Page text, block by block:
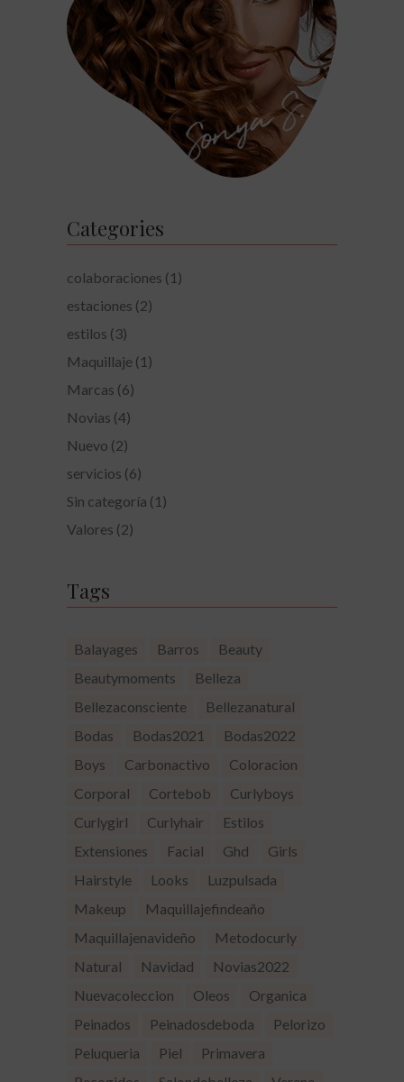
Categories
colaboraciones (1)
estaciones (2)
estilos (3)
Maquillaje (1)
Marcas (6)
Novias (4)
Nuevo (2)
servicios (6)
Sin categoría (1)
Valores (2)
Tags
Balayages Barros
Beauty
Beautymoments
Belleza
Bellezaconsciente
Bellezanatural
Bodas
Bodas2021
Bodas2022
Boys
Carbonactivo
Coloracion
Corporal
Cortebob
Curlyboys
Curlygirl
Curlyhair
Estilos
Extensiones
Facial Ghd
Girls
Hairstyle
Looks
Luzpulsada
Makeup
Maquillajefindeaño
Maquillajenavideño
Metodocurly
Natural
Navidad
Novias2022
Nuevacoleccion
Oleos
Organica
Peinados
Peinadosdeboda
Pelorizo
Peluqueria
Piel
Primavera